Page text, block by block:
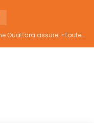
Déguerpissements à Koumassi/ Alassane Ouattara assure: «Toutes les responsabilités seront établies et elles donneront lieu aux sanctions prévues par la loi»